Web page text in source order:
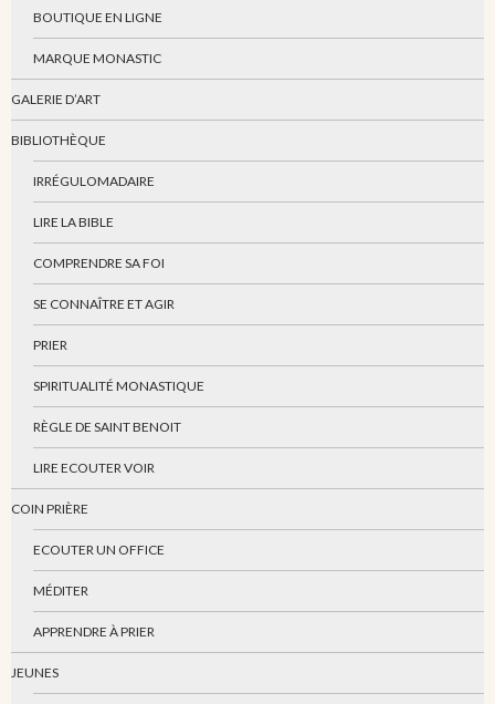
BOUTIQUE EN LIGNE
MARQUE MONASTIC
GALERIE D’ART
BIBLIOTHÈQUE
IRRÉGULOMADAIRE
LIRE LA BIBLE
COMPRENDRE SA FOI
SE CONNAÎTRE ET AGIR
PRIER
SPIRITUALITÉ MONASTIQUE
RÈGLE DE SAINT BENOIT
LIRE ECOUTER VOIR
COIN PRIÈRE
ECOUTER UN OFFICE
MÉDITER
APPRENDRE À PRIER
JEUNES